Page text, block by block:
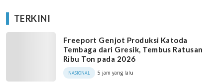
TERKINI
Freeport Genjot Produksi Katoda
Tembaga dari Gresik, Tembus Ratusan
Ribu Ton pada 2026
NASIONAL 5 jam yang lalu